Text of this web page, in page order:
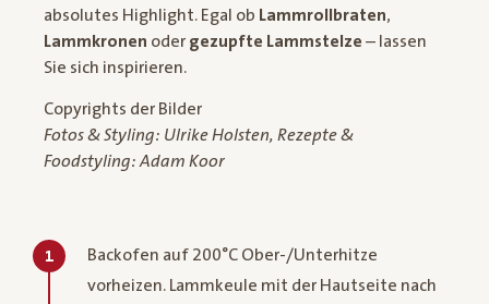
absolutes Highlight. Egal ob Lammrollbraten,
Lammkronen oder gezupfte Lammstelze – lassen
Sie sich inspirieren.
Copyrights der Bilder
Fotos & Styling: Ulrike Holsten, Rezepte &
Foodstyling: Adam Koor
1
Backofen auf 200°C Ober-/Unterhitze
vorheizen. Lammkeule mit der Hautseite nach